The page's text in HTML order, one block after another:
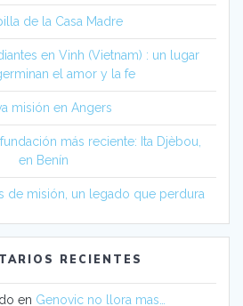
de la Casa Madre
en Vinh (Vietnam) : un lugar
el amor y la fe
misión en Angers
más reciente: Ita Djèbou,
en Benín
de misión, un legado que perdura
RECIENTES
en Genovic no llora mas…